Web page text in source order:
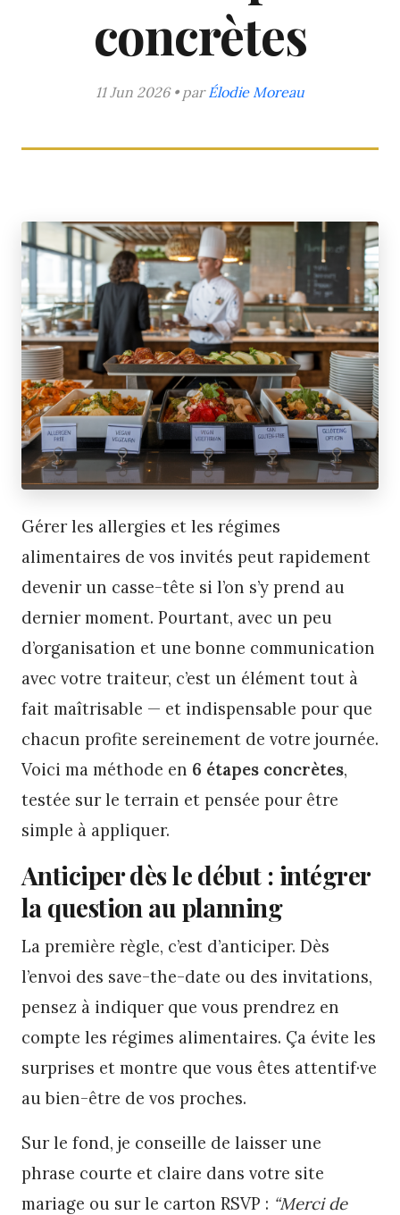
concrètes
11 Jun 2026 • par Élodie Moreau
Gérer les allergies et les régimes
alimentaires de vos invités peut rapidement
devenir un casse-tête si l’on s’y prend au
dernier moment. Pourtant, avec un peu
d’organisation et une bonne communication
avec votre traiteur, c’est un élément tout à
fait maîtrisable — et indispensable pour que
chacun profite sereinement de votre journée.
Voici ma méthode en 6 étapes concrètes,
testée sur le terrain et pensée pour être
simple à appliquer.
Anticiper dès le début : intégrer
la question au planning
La première règle, c’est d’anticiper. Dès
l’envoi des save-the-date ou des invitations,
pensez à indiquer que vous prendrez en
compte les régimes alimentaires. Ça évite les
surprises et montre que vous êtes attentif·ve
au bien-être de vos proches.
Sur le fond, je conseille de laisser une
phrase courte et claire dans votre site
mariage ou sur le carton RSVP : “Merci de